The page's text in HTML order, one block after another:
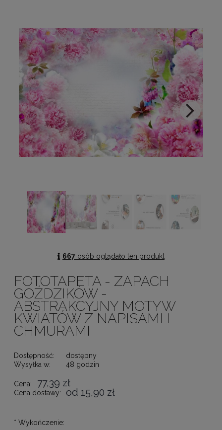
667 osób oglądało ten produkt
FOTOTAPETA - ZAPACH
GOŹDZIKÓW -
ABSTRAKCYJNY MOTYW
KWIATÓW Z NAPISAMI I
CHMURAMI
Dostępność:
dostępny
Wysyłka w:
48 godzin
Cena: 77,39 zł
Cena dostawy: od 15,90 zł
* Wykończenie: